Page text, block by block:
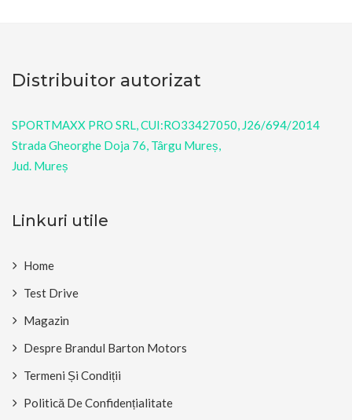
Distribuitor autorizat
SPORTMAXX PRO SRL, CUI:RO33427050, J26/694/2014
Strada Gheorghe Doja 76, Târgu Mureș,
Jud. Mureș
Linkuri utile
Home
Test Drive
Magazin
Despre Brandul Barton Motors
Termeni Și Condiții
Politică De Confidențialitate